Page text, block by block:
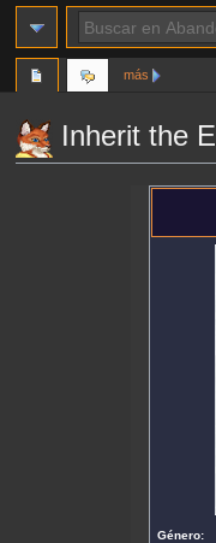
Inherit the
Género:
más